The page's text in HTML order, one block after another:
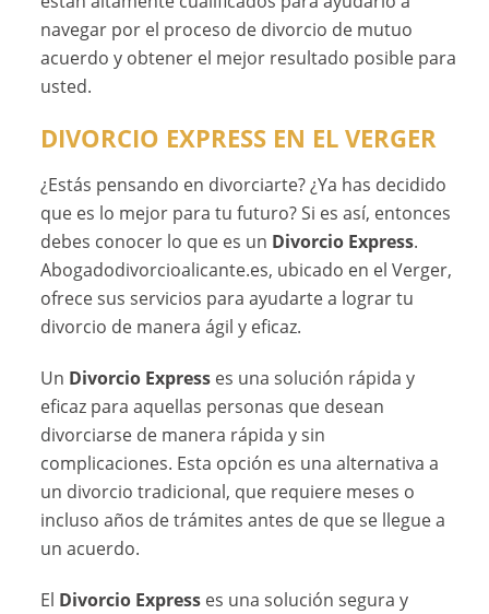
navegar por el proceso de divorcio de mutuo
acuerdo y obtener el mejor resultado posible para
usted.
DIVORCIO EXPRESS EN EL VERGER
¿Estás pensando en divorciarte? ¿Ya has decidido
que es lo mejor para tu futuro? Si es así, entonces
debes conocer lo que es un Divorcio Express.
Abogadodivorcioalicante.es, ubicado en el Verger,
ofrece sus servicios para ayudarte a lograr tu
divorcio de manera ágil y eficaz.
Un Divorcio Express es una solución rápida y
eficaz para aquellas personas que desean
divorciarse de manera rápida y sin
complicaciones. Esta opción es una alternativa a
un divorcio tradicional, que requiere meses o
incluso años de trámites antes de que se llegue a
un acuerdo.
El Divorcio Express es una solución segura y